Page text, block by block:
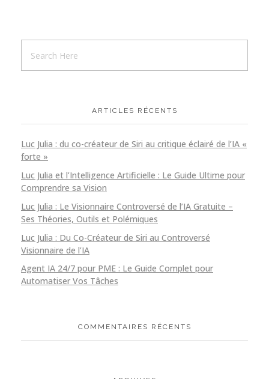
ARTICLES RÉCENTS
Luc Julia : du co-créateur de Siri au critique éclairé de l’IA «
forte »
Luc Julia et l’Intelligence Artificielle : Le Guide Ultime pour
Comprendre sa Vision
Luc Julia : Le Visionnaire Controversé de l’IA Gratuite –
Ses Théories, Outils et Polémiques
Luc Julia : Du Co-Créateur de Siri au Controversé
Visionnaire de l’IA
Agent IA 24/7 pour PME : Le Guide Complet pour
Automatiser Vos Tâches
COMMENTAIRES RÉCENTS